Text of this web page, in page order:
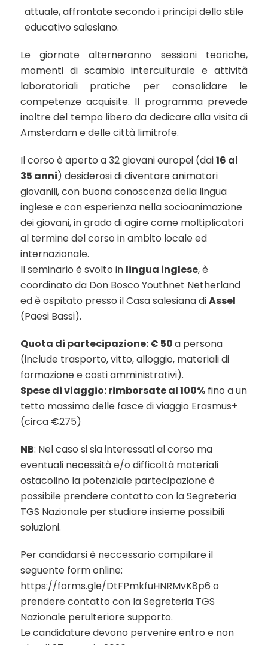
attuale, affrontate secondo i principi dello stile
educativo salesiano.
Le giornate alterneranno sessioni teoriche,
momenti di scambio interculturale e attività
laboratoriali pratiche per consolidare le
competenze acquisite. Il programma prevede
inoltre del tempo libero da dedicare alla visita di
Amsterdam e delle città limitrofe.
Il corso è aperto a 32 giovani europei (dai16 ai
35 anni) desiderosi di diventare animatori
giovanili, con buona conoscenza della lingua
inglese e con esperienza nella socioanimazione
dei giovani, in grado di agire come moltiplicatori
al termine del corso in ambito locale ed
internazionale.
Il seminario è svolto in lingua inglese, è
coordinato da Don Bosco Youthnet Netherland
ed è ospitato presso il Casa salesiana diAssel
(Paesi Bassi).
Quota di partecipazione: € 50a persona
(include trasporto, vitto, alloggio, materiali di
formazione e costi amministrativi).
Spese di viaggio: rimborsate al 100%fino a un
tetto massimo delle fasce di viaggio Erasmus+
(circa €275)
NB: Nel caso si sia interessati al corso ma
eventuali necessità e/o difficoltà materiali
ostacolino la potenziale partecipazione è
possibile prendere contatto con la Segreteria
TGS Nazionale per studiare insieme possibili
soluzioni.
Per candidarsi è neccessario compilare il
seguente form online:
https://forms.gle/DtFPmkfuHNRMvK8p6 o
prendere contatto con la Segreteria TGS
Nazionale perulteriore supporto.
Le candidature devono pervenire entro e non